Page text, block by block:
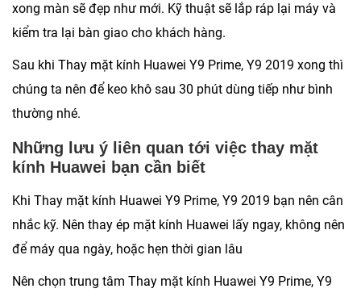
xong màn sẽ đẹp như mới. Kỹ thuật sẽ lắp ráp lại máy và
kiểm tra lại bàn giao cho khách hàng.
Sau khi Thay mặt kính Huawei Y9 Prime, Y9 2019 xong thì
chúng ta nên để keo khô sau 30 phút dùng tiếp như bình
thường nhé.
Những lưu ý liên quan tới việc thay mặt
kính Huawei bạn cần biết
Khi Thay mặt kính Huawei Y9 Prime, Y9 2019 bạn nên cân
nhắc kỹ. Nên thay ép mặt kính Huawei lấy ngay, không nên
để máy qua ngày, hoặc hẹn thời gian lâu
Nên chọn trung tâm Thay mặt kính Huawei Y9 Prime, Y9